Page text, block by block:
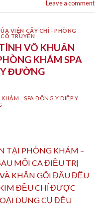
Leave a comment
VIỆN CẤY CHỈ - PHÒNG
TRUYỀN
VÔ KHUẨN
KHÁM SPA
ĐƯỜNG
_ SPA ĐÔNG Y DIỆP Y
TẠI PHÒNG KHÁM –
MỖI CA ĐIỀU TRỊ
KHĂN GỐI ĐẦU ĐỀU
ĐỀU CHỈ ĐƯỢC
DỤNG CỤ ĐỀU